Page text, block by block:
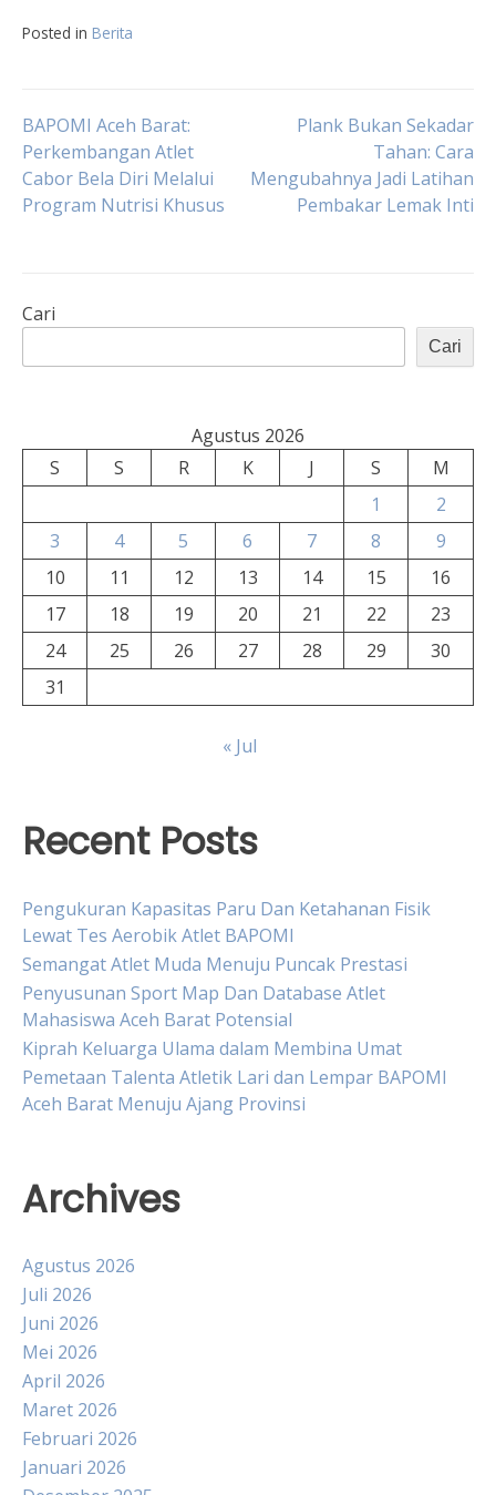
Posted in Berita
Navigasi
pos
BAPOMI Aceh Barat:
Perkembangan Atlet
Cabor Bela Diri Melalui
Program Nutrisi Khusus
Plank Bukan Sekadar
Tahan: Cara
Mengubahnya Jadi Latihan
Pembakar Lemak Inti
Cari
Cari
Agustus 2026
S
S R K J S
M
1
2
3
4 5 6 7 8
9
10
11 12 13 14 15
16
17
18 19 20 21 22
23
24
25 26 27 28 29
30
31
« Jul
Recent Posts
Pengukuran Kapasitas Paru Dan Ketahanan Fisik
Lewat Tes Aerobik Atlet BAPOMI
Semangat Atlet Muda Menuju Puncak Prestasi
Penyusunan Sport Map Dan Database Atlet
Mahasiswa Aceh Barat Potensial
Kiprah Keluarga Ulama dalam Membina Umat
Pemetaan Talenta Atletik Lari dan Lempar BAPOMI
Aceh Barat Menuju Ajang Provinsi
Archives
Agustus 2026
Juli 2026
Juni 2026
Mei 2026
April 2026
Maret 2026
Februari 2026
Januari 2026